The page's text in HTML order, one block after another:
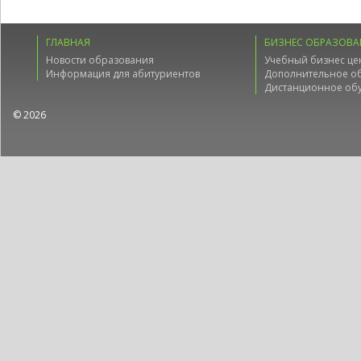
ГЛАВНАЯ
Новости образования
Информация для абитуриентов
БИЗНЕС
Учебный бизнес
Дополнительное
Дистанционное
© 2026